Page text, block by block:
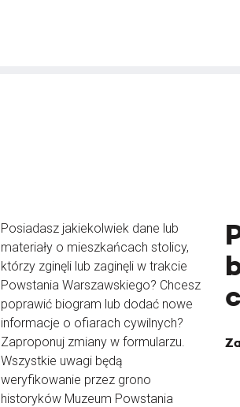
Posiadasz jakiekolwiek dane lub
materiały o mieszkańcach stolicy,
którzy zginęli lub zaginęli w trakcie
Powstania Warszawskiego? Chcesz
poprawić biogram lub dodać nowe
informacje o ofiarach cywilnych?
Zaproponuj zmiany w formularzu.
Wszystkie uwagi będą
weryfikowanie przez grono
historyków Muzeum Powstania